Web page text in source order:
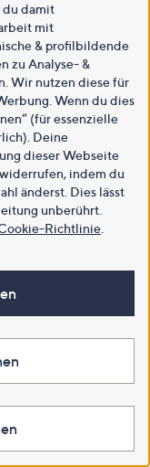
du damit
mit
& profilbildende
zu Analyse- &
Wir nutzen diese für
Wenn du dies
(für essenzielle
Deine
dieser Webseite
indem du
änderst. Dies lässt
unberührt.
Richtlinie